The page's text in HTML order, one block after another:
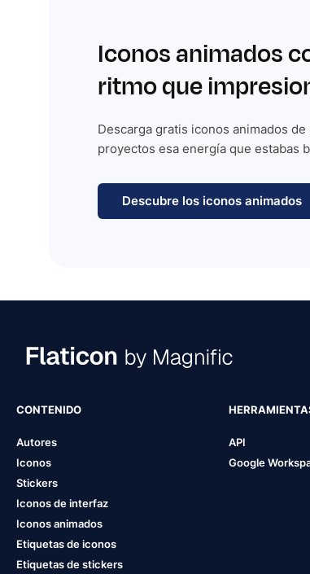
Iconos animados
ritmo que
Descarga gratis iconos animados
proyectos esa energía que estabas
Descubre los iconos animados
CONTENIDO
Autores
Iconos
Stickers
Iconos de interfaz
Iconos animados
Etiquetas de iconos
Etiquetas de stickers
API
Google